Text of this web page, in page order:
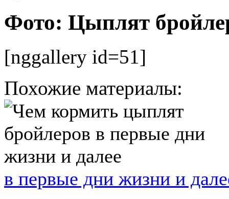
Фото: Цыплят
[nggallery id=51]
Похожие материалы:
в первые дни жизни и